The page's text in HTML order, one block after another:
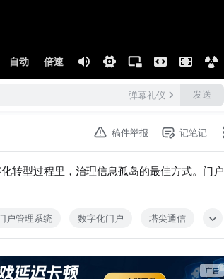
自动 倍速
弹幕礼仪 发送
稿件举报 记笔记
转型过程里，治理信息孤岛的最佳方式。门户
户管理系统 数字化门户 塔尖通信